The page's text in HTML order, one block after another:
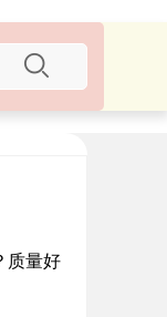
质量好